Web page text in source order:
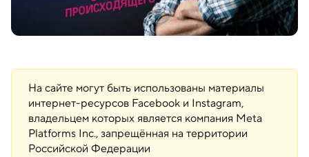
На сайте могут быть использованы материалы
интернет-ресурсов Facebook и Instagram,
владельцем которых является компания Meta
Platforms Inc., запрещённая на территории
Российской Федерации